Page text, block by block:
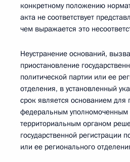
конкретному положению
акта не соответствует
чем выражается это
Неустранение оснований,
приостановление
политической партии или ее
отделения, в установленный
срок является основанием для
федеральным уполномоченным
территориальным органом
государственной регистрации
или ее регионального